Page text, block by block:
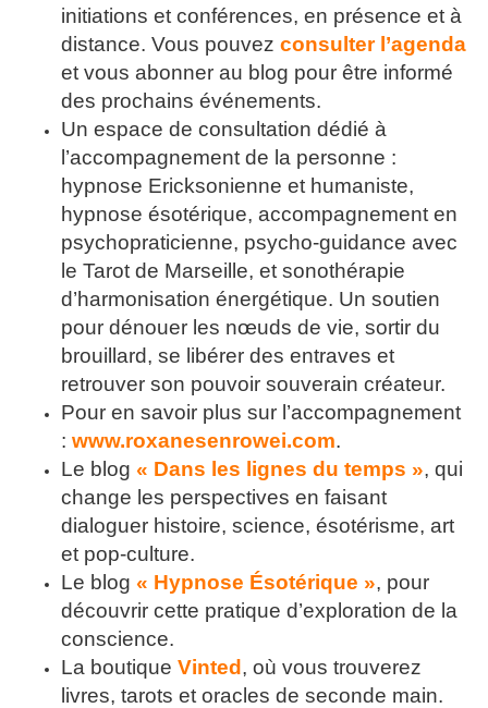
initiations et conférences, en présence et à
distance. Vous pouvez consulter l’agenda
et vous abonner au blog pour être informé
des prochains événements.
Un espace de consultation dédié à
l’accompagnement de la personne :
hypnose Ericksonienne et humaniste,
hypnose ésotérique, accompagnement en
psychopraticienne, psycho-guidance avec
le Tarot de Marseille, et sonothérapie
d’harmonisation énergétique. Un soutien
pour dénouer les nœuds de vie, sortir du
brouillard, se libérer des entraves et
retrouver son pouvoir souverain créateur.
Pour en savoir plus sur l’accompagnement
: www.roxanesenrowei.com.
Le blog « Dans les lignes du temps », qui
change les perspectives en faisant
dialoguer histoire, science, ésotérisme, art
et pop-culture.
Le blog « Hypnose Ésotérique », pour
découvrir cette pratique d’exploration de la
conscience.
La boutique Vinted , où vous trouverez
livres, tarots et oracles de seconde main.